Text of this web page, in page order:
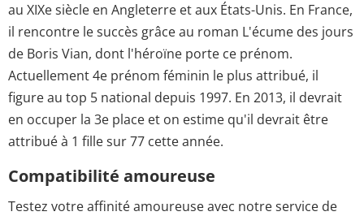
au XIXe siècle en Angleterre et aux États-Unis. En France,
il rencontre le succès grâce au roman L'écume des jours
de Boris Vian, dont l'héroïne porte ce prénom.
Actuellement 4e prénom féminin le plus attribué, il
figure au top 5 national depuis 1997. En 2013, il devrait
en occuper la 3e place et on estime qu'il devrait être
attribué à 1 fille sur 77 cette année.
Compatibilité amoureuse
Testez votre affinité amoureuse avec notre service de